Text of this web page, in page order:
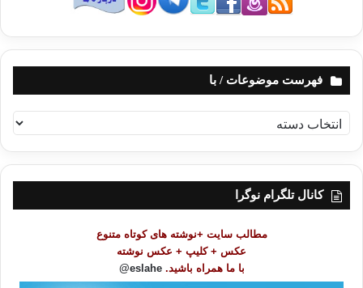
فهرست موضوعات / با
ه
ر
کانال تلگرام نوگرا
مطالب سایت +نوشته های کوتاه متنوع
عکس + کلیپ + عکس نوشته
با ما همراه باشید. eslahe@